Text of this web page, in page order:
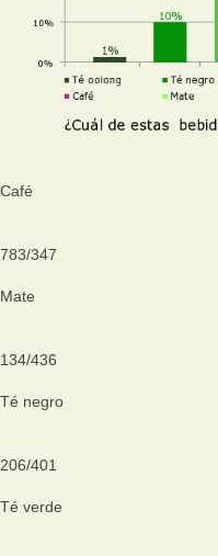
Café
783/347
Mate
134/436
Té negro
206/401
Té verde